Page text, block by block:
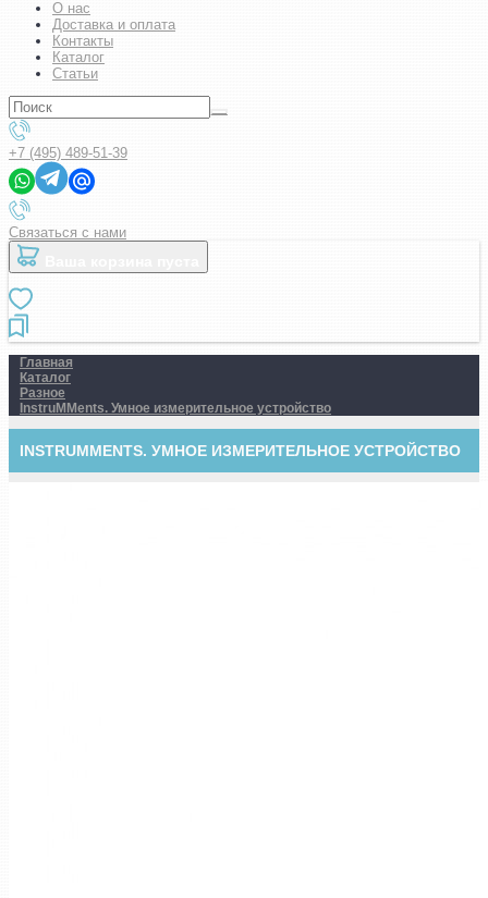
О нас
Доставка и оплата
Контакты
Каталог
Статьи
+7 (495) 489-51-39
Связаться с нами
Главная
Каталог
Разное
InstruMMents. Умное измерительное устройство
INSTRUMMENTS. УМНОЕ ИЗМЕРИТЕЛЬНОЕ УСТРОЙСТВО